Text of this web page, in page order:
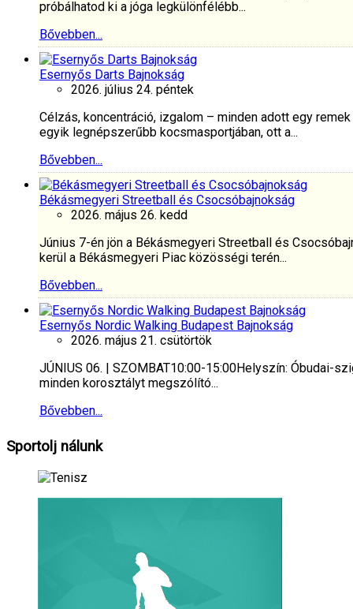
próbálhatod ki a jóga legkülönfélébb...
Bővebben...
Esernyős Darts Bajnokság
2026. július 24. péntek
Célzás, koncentráció, izgalom – minden adott egy
egyik legnépszerűbb kocsmasportjában, ott a...
Bővebben...
Békásmegyeri Streetball és Csocsóbajnokság
2026. május 26. kedd
Június 7-én jön a Békásmegyeri Streetball és
kerül a Békásmegyeri Piac közösségi terén...
Bővebben...
Esernyős Nordic Walking Budapest Bajnokság
2026. május 21. csütörtök
JÚNIUS 06. | SZOMBAT10:00-15:00Helyszín: Óbudai-
minden korosztályt megszólító...
Bővebben...
Sportolj nálunk